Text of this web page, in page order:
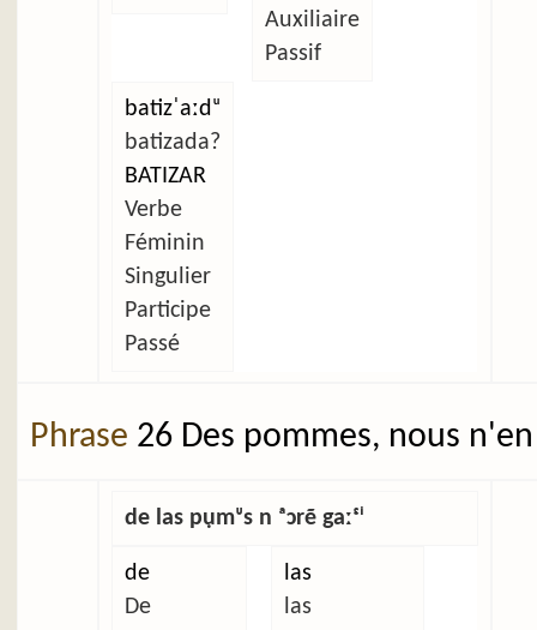
Auxiliaire
Passif
batizˈaːdᵘ
batizada?
BATIZAR
Verbe
Féminin
Singulier
Participe
Passé
Phrase 26 Des pommes, nous
de las pụmᶸs n ᵃɔrẽ gaːᵋⁱ
de
De
las
las